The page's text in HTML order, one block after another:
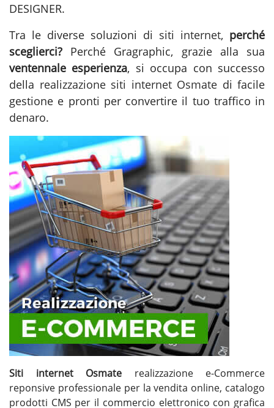
DESIGNER.
Tra le diverse soluzioni di siti internet, perché
sceglierci? Perché Gragraphic, grazie alla sua
ventennale esperienza, si occupa con successo
della realizzazione siti internet Osmate di facile
gestione e pronti per convertire il tuo traffico in
denaro.
Siti internet Osmate realizzazione e-Commerce
reponsive professionale per la vendita online, catalogo
prodotti CMS per il commercio elettronico con grafica